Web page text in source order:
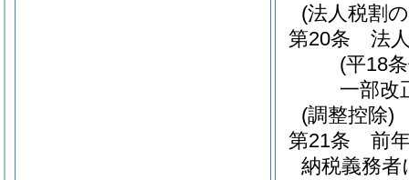
(法人税割
第20条
法
(平18
一部改
(調整控除)
第21条
前
納税義務